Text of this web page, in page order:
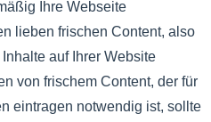
Ihre Webseite
lieben frischen Content, also
auf Ihrer Website
von frischem Content, der für
eintragen notwendig ist, sollte